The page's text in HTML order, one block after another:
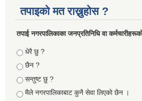
तपाइको मत राख्नुहोस ?
तपा‌ई नगरपालिकाका जनप्रतिनिधि वा
Choices
धेरै छु ?
छैन ?
सन्तुष्ट छु ?
मैले नगरपालिकाबाट कुनै सेवा लिएकाे छैन ।